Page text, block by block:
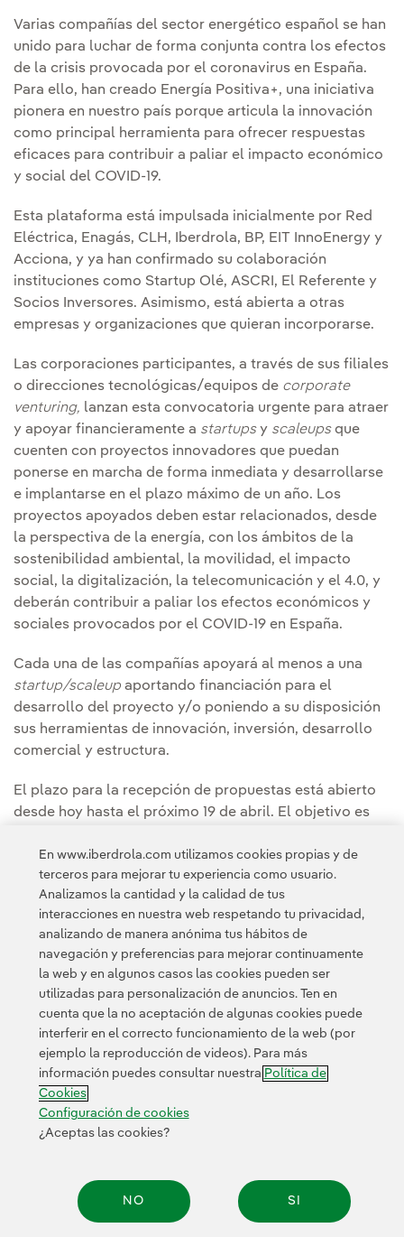
Varias compañías del sector energético español se han
unido para luchar de forma conjunta contra los efectos
de la crisis provocada por el coronavirus en España.
Para ello, han creado Energía Positiva+, una iniciativa
pionera en nuestro país porque articula la innovación
como principal herramienta para ofrecer respuestas
eficaces para contribuir a paliar el impacto económico
y social del COVID-19.
Esta plataforma está impulsada inicialmente por Red
Eléctrica, Enagás, CLH, Iberdrola, BP, EIT InnoEnergy y
Acciona, y ya han confirmado su colaboración
instituciones como Startup Olé, ASCRI, El Referente y
Socios Inversores. Asimismo, está abierta a otras
empresas y organizaciones que quieran incorporarse.
Las corporaciones participantes, a través de sus filiales
o direcciones tecnológicas/equipos de corporate
venturing, lanzan esta convocatoria urgente para atraer
y apoyar financieramente a startupsy scaleupsque
cuenten con proyectos innovadores que puedan
ponerse en marcha de forma inmediata y desarrollarse
e implantarse en el plazo máximo de un año. Los
proyectos apoyados deben estar relacionados, desde
la perspectiva de la energía, con los ámbitos de la
sostenibilidad ambiental, la movilidad, el impacto
social, la digitalización, la telecomunicación y el 4.0, y
deberán contribuir a paliar los efectos económicos y
sociales provocados por el COVID-19 en España.
Cada una de las compañías apoyará al menos a una
startup/scaleup aportando financiación para el
desarrollo del proyecto y/o poniendo a su disposición
sus herramientas de innovación, inversión, desarrollo
comercial y estructura.
El plazo para la recepción de propuestas está abierto
desde hoy hasta el próximo 19 de abril. El objetivo es
proyectos para que puedan empezar a trabajar a partir
de la segunda quincena de mayo. Para consultar toda
la información sobre Energía Positiva+, haz clic
Enlace externo, se abre en ventana nueva.
Contacta Clientes Política de Privacidad Información legal
Política de cookies Configuración de cookies Accesibilidad
Canal de denuncias
En www.iberdrola.com utilizamos cookies propias y de
terceros para mejorar tu experiencia como usuario.
Analizamos la cantidad y la calidad de tus
interacciones en nuestra web respetando tu privacidad,
analizando de manera anónima tus hábitos de
navegación y preferencias para mejorar continuamente
la web y en algunos casos las cookies pueden ser
utilizadas para personalización de anuncios. Ten en
cuenta que la no aceptación de algunas cookies puede
interferir en el correcto funcionamiento de la web (por
ejemplo la reproducción de videos). Para más
información puedes consultar nuestra Política de
Cookies
Configuración de cookies
¿Aceptas las cookies?
NO SI